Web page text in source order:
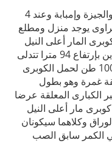
4 منازل و 4 مطالع من الطريق الزراعى والجيزة وإمبابة وعند
المار أعلى النيل
الشرقى وسوف يكون معلقاً على عمودين بإرتفاع 94 مترا تتدلى
منهما كابلات ضخمة تصل أوزانها إلى 1000 طن لحمل الكوبرى
بمنطقة غمرة وهو بطول
من أكبر الكبارى المعلقة عرضا
مار أعلى النيل
وكلاهما سيكونان
الكمر سابق الصب